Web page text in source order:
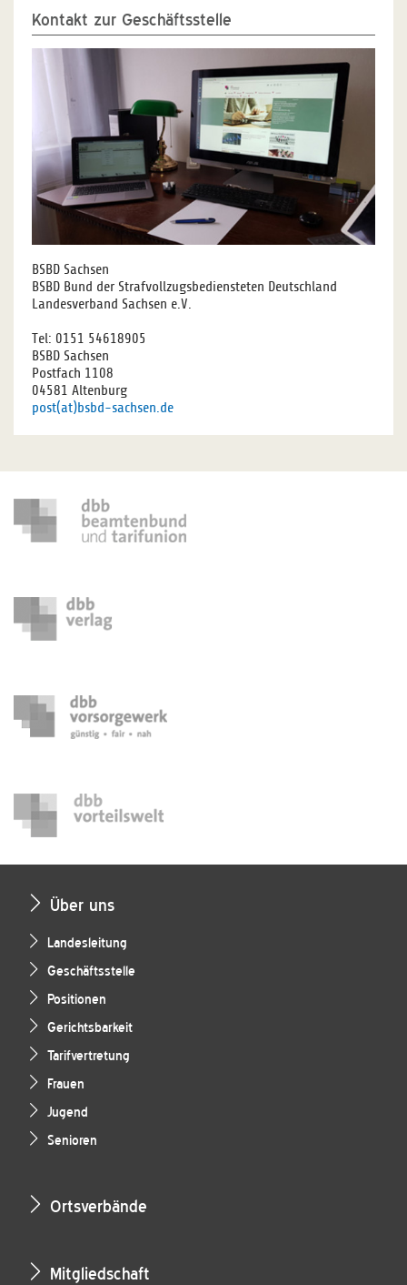
Kontakt zur Geschäftsstelle
BSBD Sachsen
BSBD Bund der Strafvollzugsbediensteten Deutschland
Landesverband Sachsen e.V.
Tel: 0151 54618905
BSBD Sachsen
Postfach 1108
04581 Altenburg
post(at)bsbd-sachsen.de
Über uns
Landesleitung
Geschäftsstelle
Positionen
Gerichtsbarkeit
Tarifvertretung
Frauen
Jugend
Senioren
Ortsverbände
Mitgliedschaft